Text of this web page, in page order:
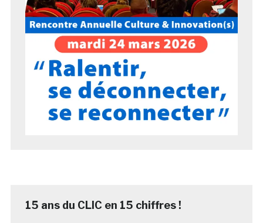
15 ans du CLIC en 15 chiffres !